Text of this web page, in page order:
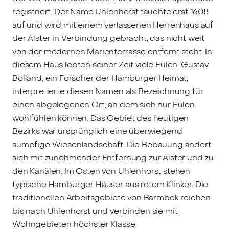
registriert. Der Name Uhlenhorst tauchte erst 1608
auf und wird mit einem verlassenen Herrenhaus auf
der Alster in Verbindung gebracht, das nicht weit
von der modernen Marienterrasse entfernt steht. In
diesem Haus lebten seiner Zeit viele Eulen. Gustav
Bolland, ein Forscher der Hamburger Heimat,
interpretierte diesen Namen als Bezeichnung für
einen abgelegenen Ort, an dem sich nur Eulen
wohlfühlen können. Das Gebiet des heutigen
Bezirks war ursprünglich eine überwiegend
sumpfige Wiesenlandschaft. Die Bebauung ändert
sich mit zunehmender Entfernung zur Alster und zu
den Kanälen. Im Osten von Uhlenhorst stehen
typische Hamburger Häuser aus rotem Klinker. Die
traditionellen Arbeitsgebiete von Barmbek reichen
bis nach Uhlenhorst und verbinden sie mit
Wohngebieten höchster Klasse.